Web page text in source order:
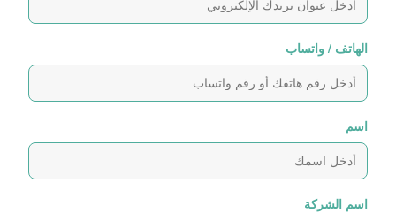
الهاتف / واتساب
اسم
اسم الشركة